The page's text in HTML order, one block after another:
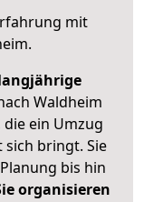
mit
.
Waldheim
ein Umzug
bringt. Sie
bis hin
organisieren